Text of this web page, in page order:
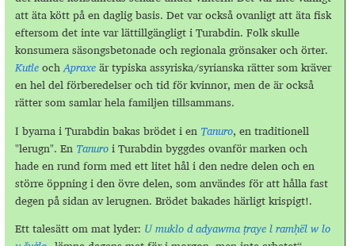
att äta kött på en daglig basis. Det var också ovanligt att äta fisk
eftersom det inte var lättillgängligt i Turabdin. Folk skulle
konsumera säsongsbetonade och regionala grönsaker och örter.
KutleochApraxeär typiska assyriska/syrianska rätter som kräver
en hel del förberedelser och tid för kvinnor, men de är också
rätter som samlar hela familjen tillsammans.
I byarna i Turabdin bakas brödet i en Tanuro, en traditionell
"lerugn". En Tanuroi Turabdin byggdes ovanför marken och
hade en rund form med ett litet hål i den nedre delen och en
större öppning i den övre delen, som användes för att hålla fast
degen på sidan av lerugnen. Brödet bakades härligt krispigt!.
Ett talesätt om mat lyder: U muklo d adyawma ṭraye l ramḥël w lo